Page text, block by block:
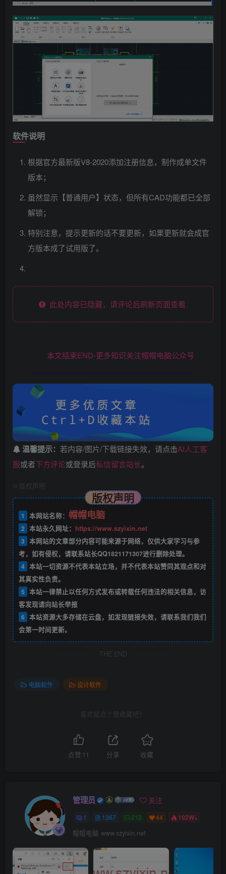
软件说明
根据官方最新版V8-2020添加注册信息，制作成单文件
版本；
虽然显示【普通用户】状态，但所有CAD功能都已全部
解锁；
特别注意，提示更新的话不要更新，如果更新就会成官
方版本成了试用版了。
此处内容已隐藏，请评论后刷新页面查看.
本文结束END-更多知识关注帽帽电脑公众号
温馨提示： 若内容/图片/下载链接失效，请点击AI人工客
服或者下方评论或登录后私信留言站长。
版权声明
版权声明
1 本网站名称： 帽帽电脑
2 本站永久网址： https://www.szyixin.net
3 本网站的文章部分内容可能来源于网络，仅供大家学习与参
考，如有侵权，请联系站长QQ1821171307进行删除处理。
4 本站一切资源不代表本站立场，并不代表本站赞同其观点和对
其真实性负责。
5 本站一律禁止以任何方式发布或转载任何违法的相关信息，访
客发现请向站长举报
6 本站资源大多存储在云盘，如发现链接失效，请联系我们我们
会第一时间更新。
THE END
电脑软件 设计软件
喜欢就点个赞收藏吧！
点赞 11 分享 收藏
管理员 关注
1 1367 213 44 192W+
帽帽电脑 www.szyixin.net